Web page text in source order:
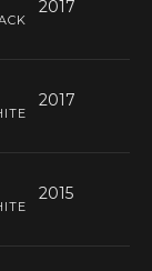
2017
2017
2015